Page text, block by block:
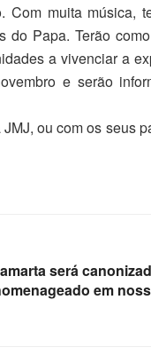
muita música,
do Papa. Terão
a vivenciar a
e serão
ou com os seus
será
em